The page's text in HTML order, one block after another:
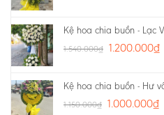
Kệ hoa chia buồn - Lạc
1.540.000₫ 1.200.000₫
Kệ hoa chia buồn - Hư vô
1.150.000₫ 1.000.000₫